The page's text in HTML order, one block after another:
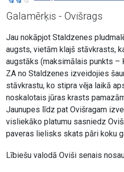
Galamērķis - Ovišrags
Jau nokāpjot Staldzenes
augsts, vietām klajš stāvkrasts,
augstāks (maksimālais punkts –
ZA no Staldzenes izveidojies
stāvkrastu, ko stipra vēja laikā
noskalotais jūras krasts
Jaunupes līdz pat Ovišragam
visliekāko platumu sasniedz
paveras lielisks skats pāri koku
Lībiešu valodā Oviši senais